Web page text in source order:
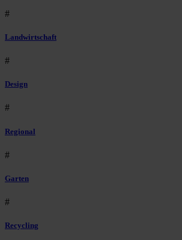
#
Landwirtschaft
#
Design
#
Regional
#
Garten
#
Recycling